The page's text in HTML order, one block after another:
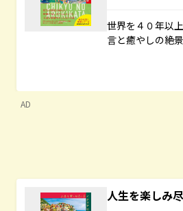
世界を４０年以
言と癒やしの絶
AD
人生を楽しみ